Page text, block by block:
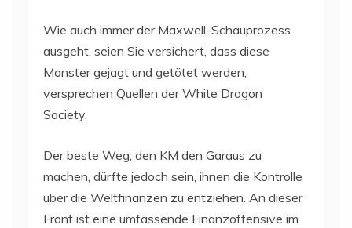
Wie auch immer der Maxwell-Schauprozess
ausgeht, seien Sie versichert, dass diese
Monster gejagt und getötet werden,
versprechen Quellen der White Dragon
Society.
Der beste Weg, den KM den Garaus zu
machen, dürfte jedoch sein, ihnen die Kontrolle
über die Weltfinanzen zu entziehen. An dieser
Front ist eine umfassende Finanzoffensive im